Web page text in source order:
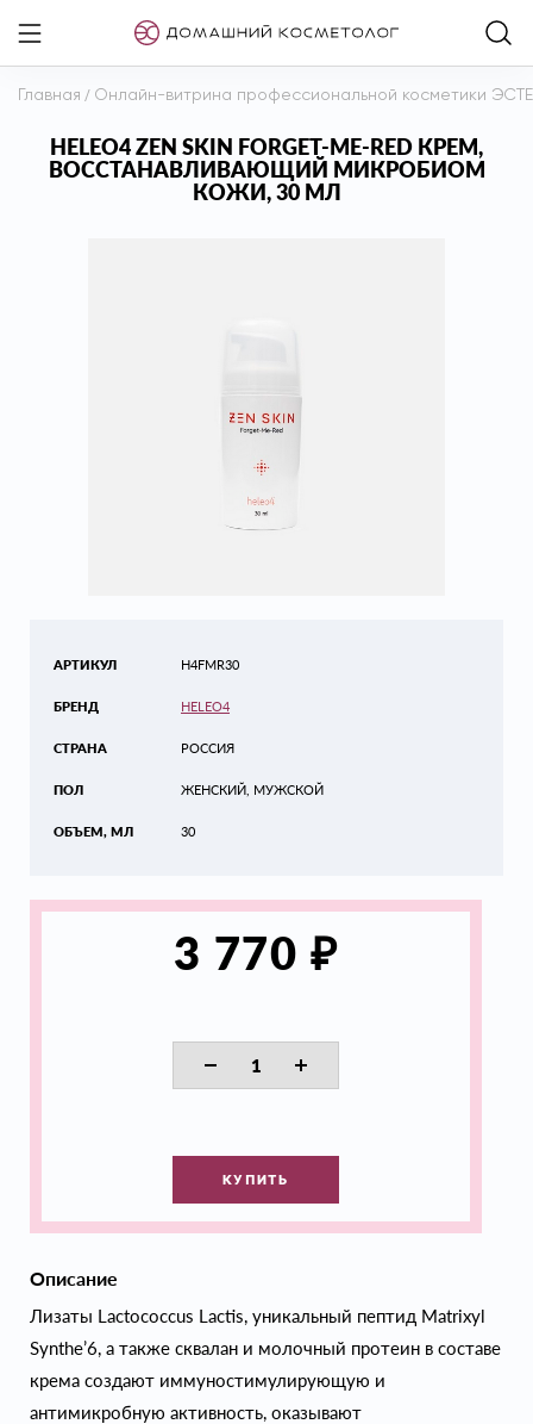
Главная / Онлайн-витрина профессиональной косметики
HELEO4 ZEN SKIN FORGET-ME-RED КРЕМ,
ВОССТАНАВЛИВАЮЩИЙ МИКРОБИОМ
КОЖИ, 30 МЛ
АРТИКУЛ
БРЕНД
СТРАНА
ПОЛ
ОБЪЕМ, МЛ
H4FMR30
HELEO4
РОССИЯ
ЖЕНСКИЙ, МУЖСКОЙ
30
3 770 ₽
КУПИТЬ
Описание
Лизаты Lactococcus Lactis, уникальный пептид Matrixyl
Synthe’6, а также сквалан и молочный протеин в составе
крема создают иммуностимулирующую и
антимикробную активность, оказывают